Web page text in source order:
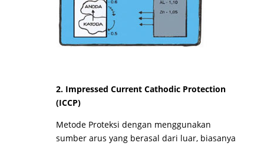
2. Impressed Current Cathodic Protection
(ICCP)
Metode Proteksi dengan menggunakan
sumber arus yang berasal dari luar, biasanya